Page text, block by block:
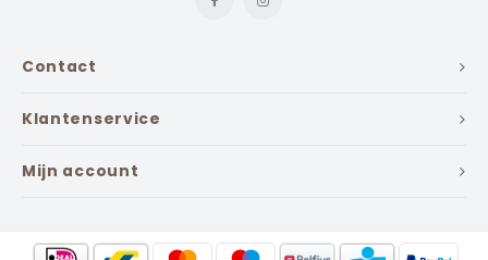
Contact
Klantenservice
Mijn account